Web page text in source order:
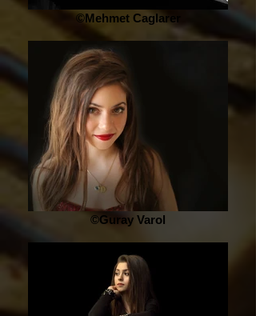
©Mehmet Caglarer
©Guray Varol